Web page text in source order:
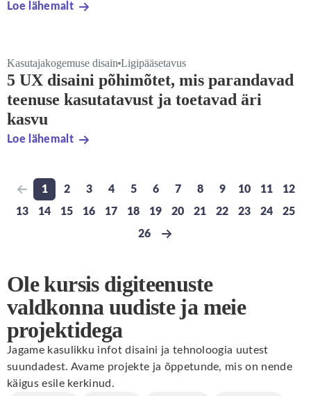
Loe lähemalt
Kasutajakogemuse disain Ligipääsetavus
5 UX disaini põhimõtet, mis parandavad
teenuse kasutatavust ja toetavad äri
kasvu
Loe lähemalt
Previous page
Go to page
1
Go to page
2
Go to page
3
Go to page
4
Go to page
5
Go to page
6
Go to page
7
Go to page
8
Go to page
9
Go to page
10
Go to
11
Go
12
Go to page
13
Go to page
14
Go to page
15
Go to page
16
Go to page
17
Go to page
18
Go to page
19
Go to page
20
Go to page
21
Go to page
22
Go to page
23
Go to
24
Go
25
Go to page
26
Next page
Ole kursis digiteenuste
valdkonna uudiste ja meie
projektidega
Jagame kasulikku infot disaini ja tehnoloogia uutest
suundadest. Avame projekte ja õppetunde, mis on nende
käigus esile kerkinud.